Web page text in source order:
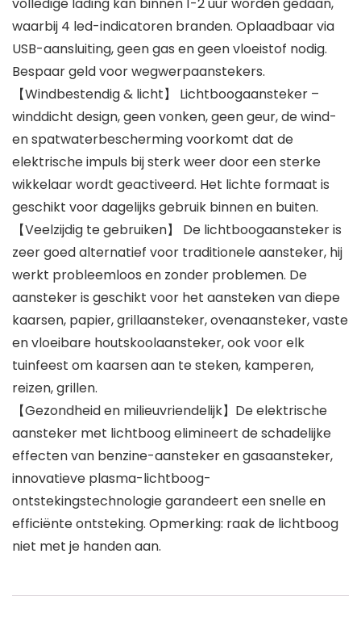
volledige lading kan binnen 1-2 uur worden gedaan,
waarbij 4 led-indicatoren branden. Oplaadbaar via
USB-aansluiting, geen gas en geen vloeistof nodig.
Bespaar geld voor wegwerpaanstekers.
【Windbestendig & licht】 Lichtboogaansteker –
winddicht design, geen vonken, geen geur, de wind-
en spatwaterbescherming voorkomt dat de
elektrische impuls bij sterk weer door een sterke
wikkelaar wordt geactiveerd. Het lichte formaat is
geschikt voor dagelijks gebruik binnen en buiten.
【Veelzijdig te gebruiken】 De lichtboogaansteker is
zeer goed alternatief voor traditionele aansteker, hij
werkt probleemloos en zonder problemen. De
aansteker is geschikt voor het aansteken van diepe
kaarsen, papier, grillaansteker, ovenaansteker, vaste
en vloeibare houtskoolaansteker, ook voor elk
tuinfeest om kaarsen aan te steken, kamperen,
reizen, grillen.
【Gezondheid en milieuvriendelijk】De elektrische
aansteker met lichtboog elimineert de schadelijke
effecten van benzine-aansteker en gasaansteker,
innovatieve plasma-lichtboog-
ontstekingstechnologie garandeert een snelle en
efficiënte ontsteking. Opmerking: raak de lichtboog
niet met je handen aan.